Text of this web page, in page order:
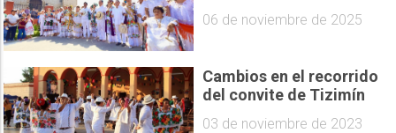
06 de noviembre de 2025
Cambios en el recorrido
del convite de Tizimín
03 de noviembre de 2023